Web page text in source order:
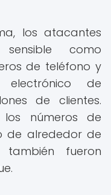
los atacantes
sensible como
de teléfono y
de
de clientes.
números de
de alrededor de
fueron